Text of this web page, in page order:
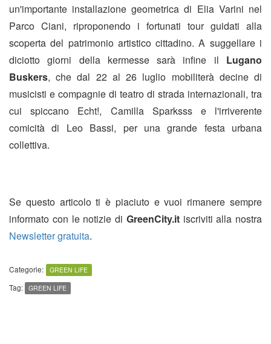
un'importante installazione geometrica di Elia Varini nel
Parco Ciani, riproponendo i fortunati tour guidati alla
scoperta del patrimonio artistico cittadino. A suggellare i
diciotto giorni della kermesse sarà infine il Lugano
Buskers, che dal 22 al 26 luglio mobiliterà decine di
musicisti e compagnie di teatro di strada internazionali, tra
cui spiccano Echt!, Camilla Sparksss e l'irriverente
comicità di Leo Bassi, per una grande festa urbana
collettiva.
Se questo articolo ti è piaciuto e vuoi rimanere sempre
informato con le notizie di GreenCity.itiscriviti alla nostra
Newsletter gratuita.
Categorie: GREEN LIFE
Tag: GREEN LIFE